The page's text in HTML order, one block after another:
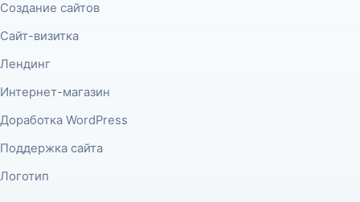
Создание сайтов
Сайт-визитка
Лендинг
Интернет-магазин
Доработка WordPress
Поддержка сайта
Логотип